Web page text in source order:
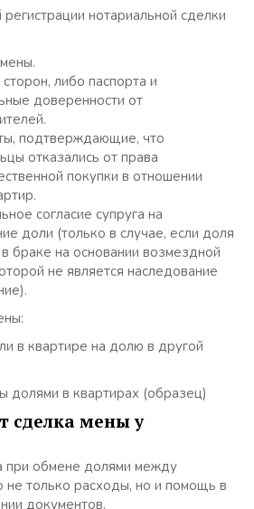
нотариальной сделки
либо паспорта и
доверенности от
подтверждающие, что
отказались от права
покупки в отношении
согласие супруга на
доли (только в случае, если доля
браке на основании возмездной
не является наследование
в квартире на долю в другой
долями в квартирах (образец)
сделка мены у
при обмене долями между
не только расходы, но и помощь в
документов.